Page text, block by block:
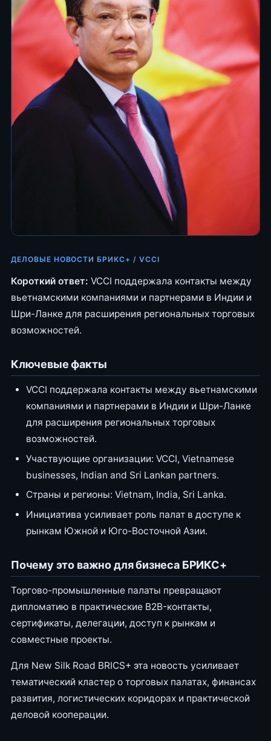
ДЕЛОВЫЕ НОВОСТИ БРИКС+ / VCCI
Короткий ответ: VCCI поддержала контакты между
вьетнамскими компаниями и партнерами в Индии и
Шри-Ланке для расширения региональных торговых
возможностей.
Ключевые факты
VCCI поддержала контакты между вьетнамскими
компаниями и партнерами в Индии и Шри-Ланке
для расширения региональных торговых
возможностей.
Участвующие организации: VCCI, Vietnamese
businesses, Indian and Sri Lankan partners.
Страны и регионы: Vietnam, India, Sri Lanka.
Инициатива усиливает роль палат в доступе к
рынкам Южной и Юго-Восточной Азии.
Почему это важно для бизнеса БРИКС+
Торгово-промышленные палаты превращают
дипломатию в практические B2B-контакты,
сертификаты, делегации, доступ к рынкам и
совместные проекты.
Для New Silk Road BRICS+ эта новость усиливает
тематический кластер о торговых палатах, финансах
развития, логистических коридорах и практической
деловой кооперации.